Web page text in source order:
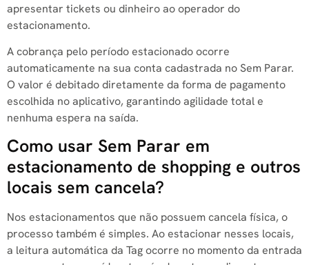
apresentar tickets ou dinheiro ao operador do
estacionamento.
A cobrança pelo período estacionado ocorre
automaticamente na sua conta cadastrada no Sem Parar.
O valor é debitado diretamente da forma de pagamento
escolhida no aplicativo, garantindo agilidade total e
nenhuma espera na saída.
Como usar Sem Parar em
estacionamento de shopping e outros
locais sem cancela?
Nos estacionamentos que não possuem cancela física, o
processo também é simples. Ao estacionar nesses locais,
a leitura automática da Tag ocorre no momento da entrada